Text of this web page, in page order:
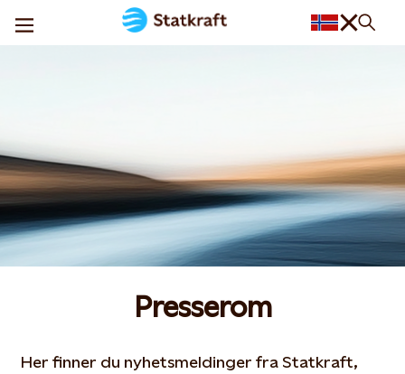
Presserom
Her finner du nyhetsmeldinger fra Statkraft,